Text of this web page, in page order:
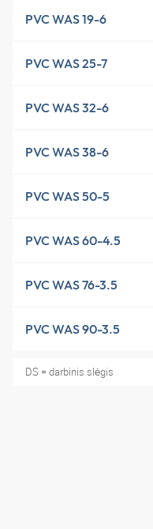
PVC WAS 19-6
PVC WAS 25-7
PVC WAS 32-6
PVC WAS 38-6
PVC WAS 50-5
PVC WAS 60-4.5
PVC WAS 76-3.5
PVC WAS 90-3.5
DS = darbinis slėgis